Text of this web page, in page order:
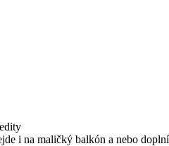
i na maličký balkón a nebo